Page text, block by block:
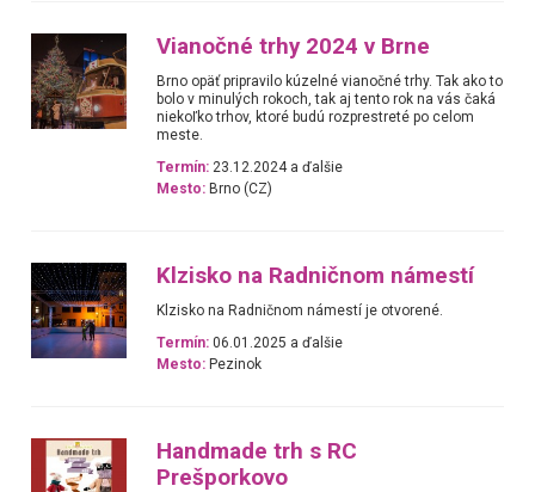
Vianočné trhy 2024 v Brne
Brno opäť pripravilo kúzelné vianočné trhy. Tak ako to
bolo v minulých rokoch, tak aj tento rok na vás čaká
niekoľko trhov, ktoré budú rozprestreté po celom
meste.
Termín: 23.12.2024 a ďalšie
Mesto: Brno (CZ)
Klzisko na Radničnom námestí
Klzisko na Radničnom námestí je otvorené.
Termín: 06.01.2025 a ďalšie
Mesto: Pezinok
Handmade trh s RC
Prešporkovo